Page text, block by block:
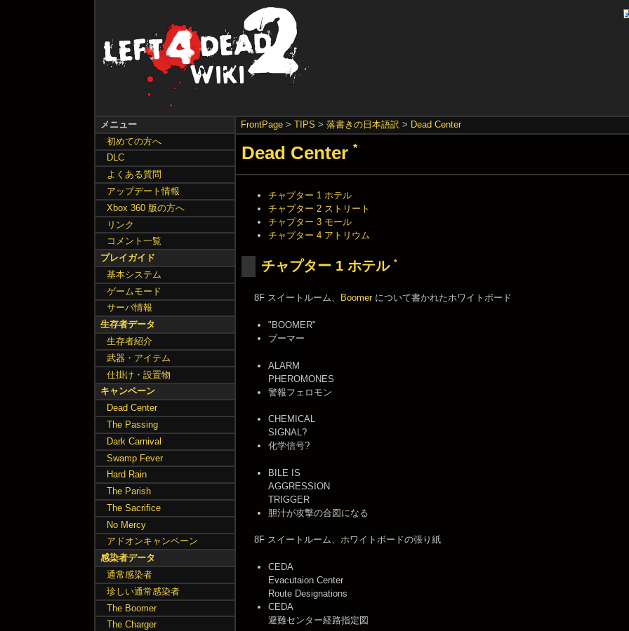
FrontPage> TIPS > 落書きの日本語訳 > Dead Center
Dead Center *
チャプター 1 ホテル
チャプター 2 ストリート
チャプター 3 モール
チャプター 4 アトリウム
チャプター 1 ホテル *
8F スイートルーム、 Boomerについて書かれたホワイトボード
"BOOMER"
ブーマー
ALARM
PHEROMONES
警報フェロモン
CHEMICAL
SIGNAL?
化学信号?
BILE IS
AGGRESSION
TRIGGER
胆汁が攻撃の合図になる
8F スイートルーム、ホワイトボードの張り紙
CEDA
Evacutaion Center
Route Designations
CEDA
避難センター経路指定図
メニュー
初めての方へ
DLC
よくある質問
アップデート情報
Xbox 360 版の方へ
リンク
コメント一覧
プレイガイド
基本システム
ゲームモード
サーバ情報
生存者データ
生存者紹介
武器・アイテム
仕掛け・設置物
キャンペーン
Dead Center
The Passing
Dark Carnival
Swamp Fever
Hard Rain
The Parish
The Sacrifice
No Mercy
アドオンキャンペーン
感染者データ
通常感染者
珍しい通常感染者
The Boomer
The Charger